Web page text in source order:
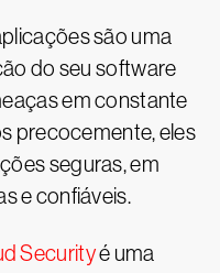
são uma
do seu software
em constante
precocemente, eles
seguras, em
e confiáveis.
Securityé uma